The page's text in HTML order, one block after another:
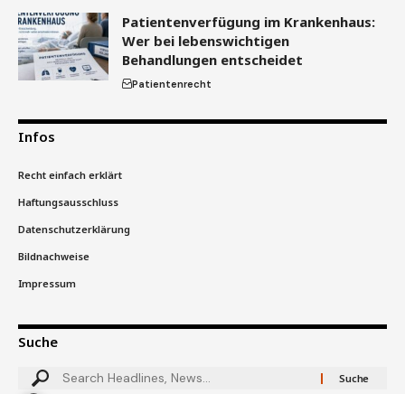
Patientenverfügung im Krankenhaus:
Wer bei lebenswichtigen
Behandlungen entscheidet
Patientenrecht
Infos
Recht einfach erklärt
Haftungsausschluss
Datenschutzerklärung
Bildnachweise
Impressum
Suche